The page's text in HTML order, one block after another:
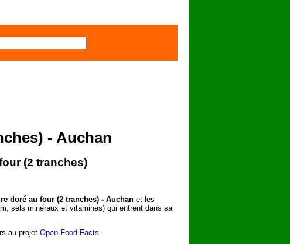
- Auchan
(2 tranches)
doré au four (2 tranches) - Auchan et les
sels minéraux et vitamines) qui entrent dans sa
au projet Open Food Facts.